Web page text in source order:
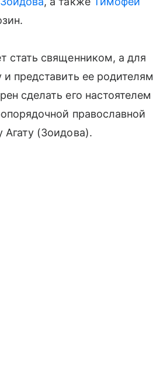
стать священником, а для
представить ее родителям
сделать его настоятелем
православной
(Зоидова).